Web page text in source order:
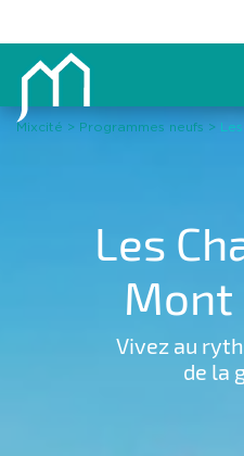
Mixcité > Programmes neufs >
Les
Mont
Vivez au
de la